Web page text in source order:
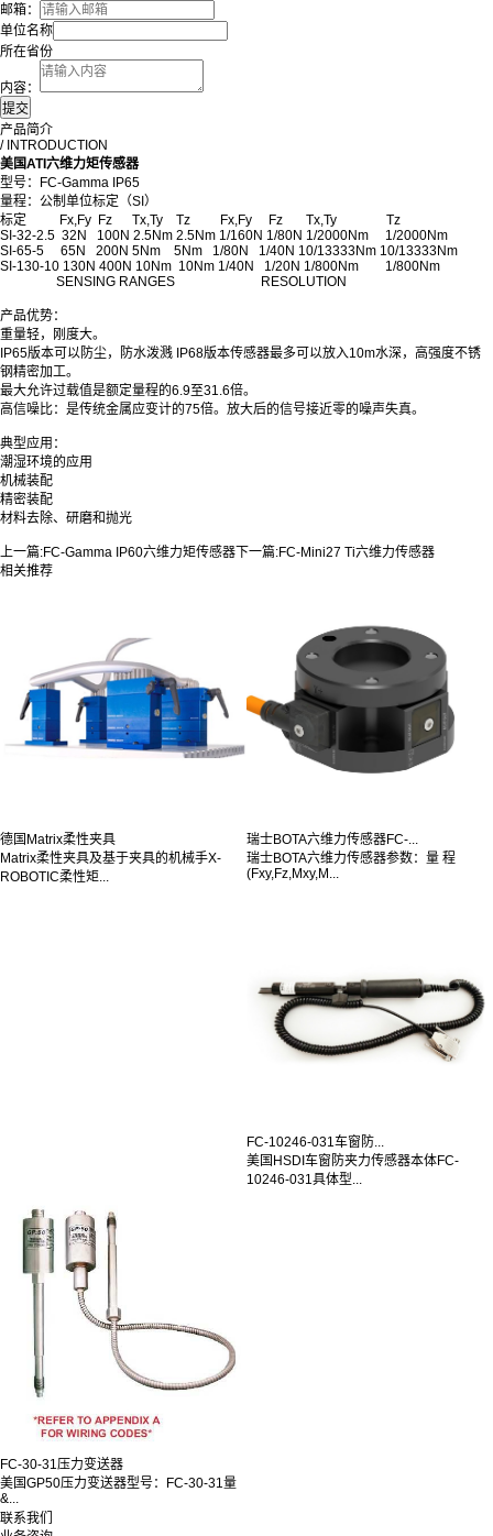
邮箱：
单位名称
所在省份
内容：
产品简介
/ INTRODUCTION
美国ATI六维力矩传感器
型号：FC-Gamma IP65
量程：公制单位标定（SI）
标定 Fx,Fy Fz Tx,Ty Tz Fx,Fy Fz Tx,Ty Tz
SI-32-2.5 32N 100N 2.5Nm 2.5Nm 1/160N 1/80N 1/2000Nm 1/2000Nm
SI-65-5 65N 200N 5Nm 5Nm 1/80N 1/40N 10/13333Nm 10/13333Nm
SI-130-10 130N 400N 10Nm 10Nm 1/40N 1/20N 1/800Nm 1/800Nm
SENSING RANGES
RESOLUTION
产品优势：
重量轻，刚度大。
IP65版本可以防尘，防水泼溅 IP68版本传感器最多可以放入10m水深，高强度不锈
钢精密加工。
最大允许过载值是额定量程的6.9至31.6倍。
高信噪比：是传统金属应变计的75倍。放大后的信号接近零的噪声失真。
典型应用：
潮湿环境的应用
机械装配
精密装配
材料去除、研磨和抛光
上一篇:FC-Gamma IP60六维力矩传感器 下一篇:FC-Mini27 Ti六维力传感器
相关推荐
德国Matrix柔性夹具
Matrix柔性夹具及基于夹具的机械手X-
ROBOTIC柔性矩...
瑞士BOTA六维力传感器FC-...
瑞士BOTA六维力传感器参数：量 程
(Fxy,Fz,Mxy,M...
FC-10246-031车窗防...
美国HSDI车窗防夹力传感器本体FC-
10246-031具体型...
FC-30-31压力变送器
美国GP50压力变送器型号：FC-30-31量
&...
联系我们